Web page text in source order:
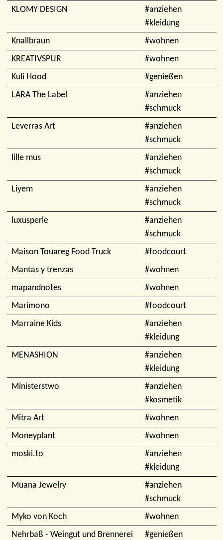
KLOMY DESIGN
#anziehen
#kleidung
Knallbraun
#wohnen
KREATIVSPUR
#wohnen
Kuli Hood
#genießen
LARA The Label
#anziehen
#schmuck
Leverras Art
#anziehen
#schmuck
lille mus
#anziehen
#schmuck
Liyem
#anziehen
#schmuck
luxusperle
#anziehen
#schmuck
Maison Touareg Food Truck
#foodcourt
Mantas y trenzas
#wohnen
mapandnotes
#wohnen
Marimono
#foodcourt
Marraine Kids
#anziehen
#kleidung
MENASHION
#anziehen
#kleidung
Ministerstwo
#anziehen
#kosmetik
Mitra Art
#wohnen
Moneyplant
#wohnen
moski.to
#anziehen
#kleidung
Muana Jewelry
#anziehen
#schmuck
Myko von Koch
#wohnen
Nehrbaß - Weingut und Brennerei
#genießen